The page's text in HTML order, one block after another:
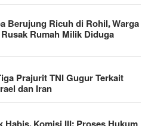
Berujung Ricuh di Rohil, Warga
Rumah Milik Diduga
Prajurit TNI Gugur Terkait
dan Iran